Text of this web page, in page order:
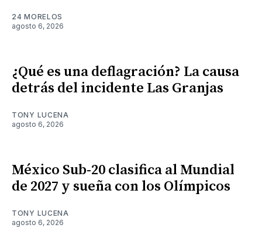
24 MORELOS
agosto 6, 2026
¿Qué es una deflagración? La causa
detrás del incidente Las Granjas
TONY LUCENA
agosto 6, 2026
México Sub-20 clasifica al Mundial
de 2027 y sueña con los Olímpicos
TONY LUCENA
agosto 6, 2026